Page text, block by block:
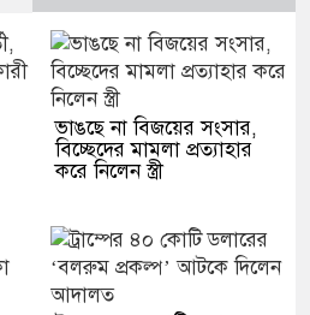
ভাঙছে না বিজয়ের সংসার,
বিচ্ছেদের মামলা প্রত্যাহার
করে নিলেন স্ত্রী